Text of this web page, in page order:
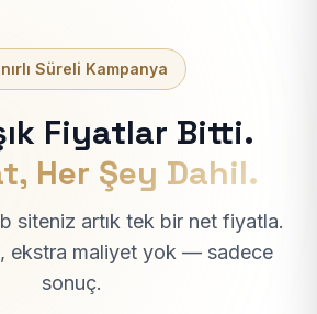
Süreli Kampanya
Fiyatlar Bitti.
Her Şey Dahil.
siteniz artık tek bir net fiyatla.
ekstra maliyet yok — sadece
sonuç.